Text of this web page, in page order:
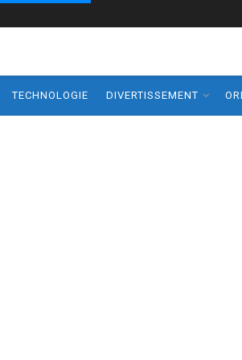
TECHNOLOGIE DIVERTISSEMENT